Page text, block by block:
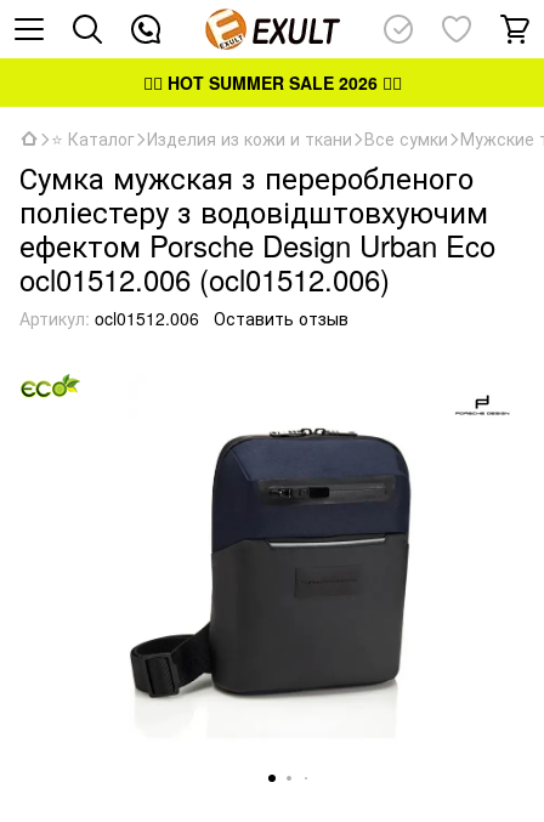
👉🏻 HOT SUMMER SALE 2026👈🏻
⭐ Каталог Изделия из кожи и ткани Все сумки Мужские
Сумка мужская з переробленого
поліестеру з водовідштовхуючим
ефектом Porsche Design Urban Eco
ocl01512.006 (ocl01512.006)
Артикул: ocl01512.006 Оставить отзыв